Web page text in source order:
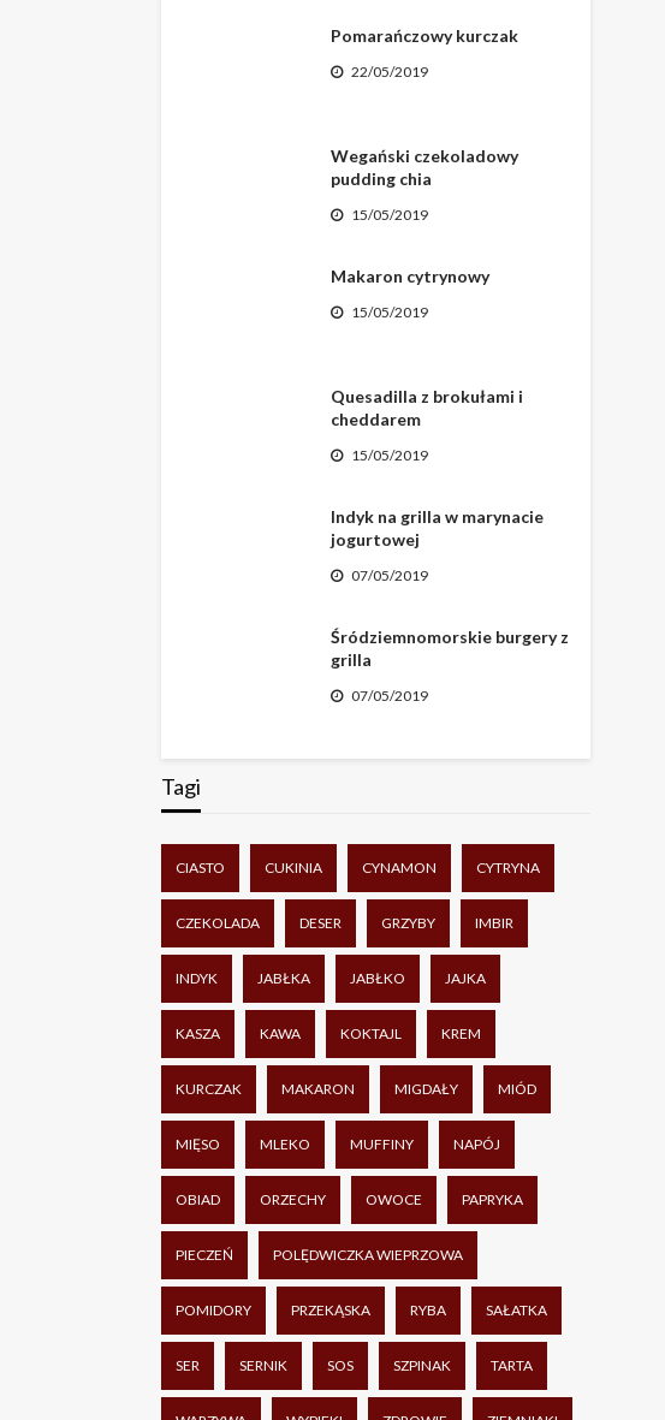
Pomarańczowy kurczak
22/05/2019
Wegański czekoladowy
pudding chia
15/05/2019
Makaron cytrynowy
15/05/2019
Quesadilla z brokułami i
cheddarem
15/05/2019
Indyk na grilla w marynacie
jogurtowej
07/05/2019
Śródziemnomorskie burgery z
grilla
07/05/2019
Tagi
CIASTO CUKINIA CYNAMON CYTRYNA
CZEKOLADA DESER GRZYBY IMBIR
INDYK JABŁKA JABŁKO JAJKA
KASZA KAWA KOKTAJL KREM
KURCZAK MAKARON MIGDAŁY MIÓD
MIĘSO MLEKO MUFFINY NAPÓJ
OBIAD ORZECHY OWOCE PAPRYKA
PIECZEŃ POLĘDWICZKA WIEPRZOWA
POMIDORY PRZEKĄSKA RYBA SAŁATKA
SER SERNIK SOS SZPINAK TARTA